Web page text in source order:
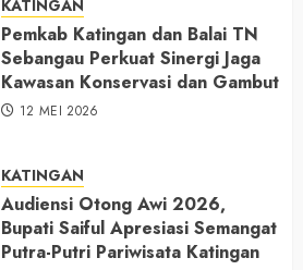
KATINGAN
Pemkab Katingan dan Balai TN
Sebangau Perkuat Sinergi Jaga
Kawasan Konservasi dan Gambut
12 MEI 2026
KATINGAN
Audiensi Otong Awi 2026,
Bupati Saiful Apresiasi Semangat
Putra-Putri Pariwisata Katingan